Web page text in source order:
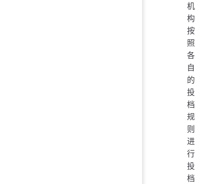
机
构
按
照
各
自
的
投
档
规
则
进
行
投
档